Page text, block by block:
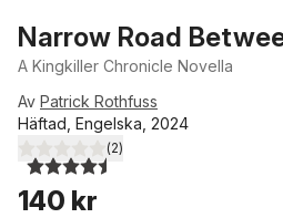
Narrow Road
A Kingkiller Chronicle Novella
Av Patrick Rothfuss
Häftad, Engelska, 2024
4,5utav 5 stjärnor. Totalt antal röster:
(2)
140 kr